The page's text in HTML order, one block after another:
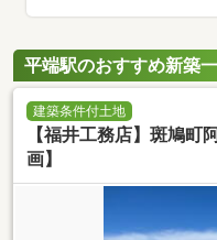
平端駅のおすすめ新築
建築条件付土地
【福井工務店】斑鳩町
画】